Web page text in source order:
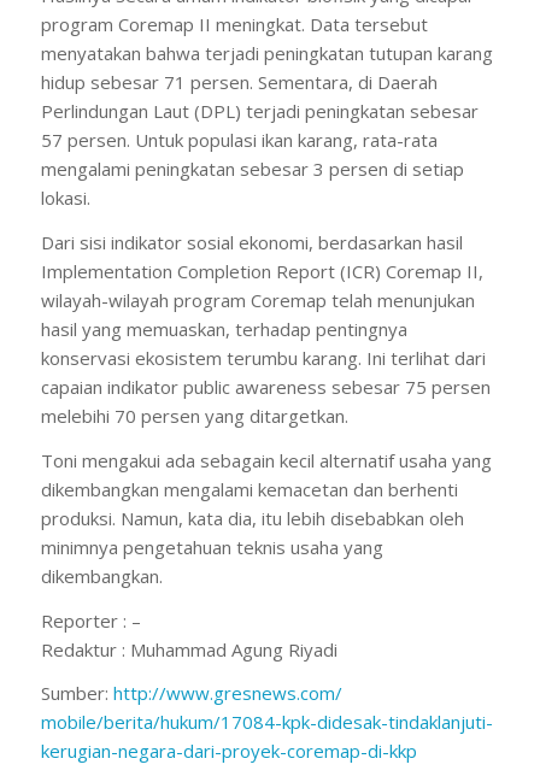
program Coremap II meningkat. Data tersebut
menyatakan bahwa terjadi peningkatan tutupan karang
hidup sebesar 71 persen. Sementara, di Daerah
Perlindungan Laut (DPL) terjadi peningkatan sebesar
57 persen. Untuk populasi ikan karang, rata-rata
mengalami peningkatan sebesar 3 persen di setiap
lokasi.
Dari sisi indikator sosial ekonomi, berdasarkan hasil
Implementation Completion Report (ICR) Coremap II,
wilayah-wilayah program Coremap telah menunjukan
hasil yang memuaskan, terhadap pentingnya
konservasi ekosistem terumbu karang. Ini terlihat dari
capaian indikator public awareness sebesar 75 persen
melebihi 70 persen yang ditargetkan.
Toni mengakui ada sebagain kecil alternatif usaha yang
dikembangkan mengalami kemacetan dan berhenti
produksi. Namun, kata dia, itu lebih disebabkan oleh
minimnya pengetahuan teknis usaha yang
dikembangkan.
Reporter : –
Redaktur : Muhammad Agung Riyadi
Sumber: http://www.gresnews.com/
mobile/berita/hukum/17084-kpk-didesak-tindaklanjuti-
kerugian-negara-dari-proyek-coremap-di-kkp